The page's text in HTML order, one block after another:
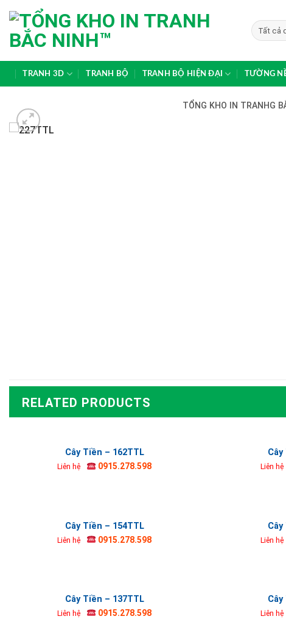
to
content
TRANH 3D TRANH BỘ TRANH BỘ HIỆN ĐẠI TƯỜNG
TỔNG KHO IN TRANHG
RELATED PRODUCTS
Cây Tiền – 162TTL
Liên hệ 0915.278.598 Liên hệ
Cây Tiền – 154TTL
Liên hệ 0915.278.598 Liên hệ
Cây Tiền – 137TTL
Liên hệ 0915.278.598 Liên hệ